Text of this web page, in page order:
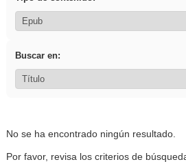
Buscar en:
No se ha encontrado ningún resultado.
Por favor, revisa los criterios de